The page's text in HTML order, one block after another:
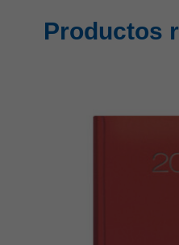
Productos